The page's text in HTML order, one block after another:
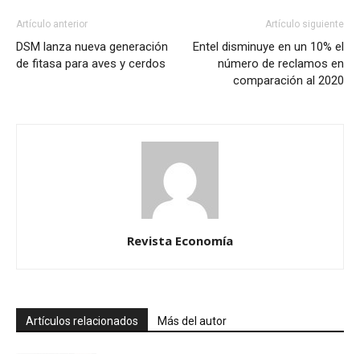
Artículo anterior
DSM lanza nueva generación
de fitasa para aves y cerdos
Artículo siguiente
Entel disminuye en un 10% el
número de reclamos en
comparación al 2020
Revista Economía
Artículos relacionados Más del autor